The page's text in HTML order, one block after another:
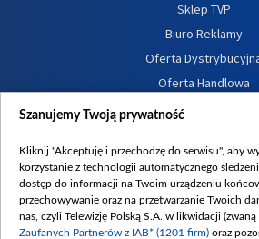
Sklep TVP
Biuro Reklamy
Oferta
Oferta Handlowa
Dostępność
Procedura zgłoszeń
Szanujemy Twoją prywatność
Kliknij "Akceptuję i przechodzę do serwisu", aby
korzystanie z technologii automatycznego
dostęp do informacji na Twoim urządzeniu
przechowywanie oraz na przetwarzanie Twoich
nas, czyli Telewizję Polską S.A. w likwidacji (zwaną
Zaufanych Partnerów z IAB* (1201 firm) oraz